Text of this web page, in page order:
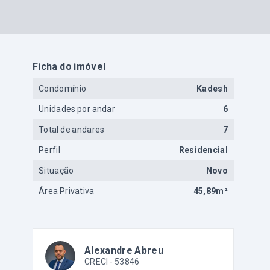
Ficha do imóvel
Condomínio Kadesh
Unidades por andar 6
Total de andares 7
Perfil Residencial
Situação Novo
Área Privativa 45,89m²
Alexandre Abreu
CRECI - 53846